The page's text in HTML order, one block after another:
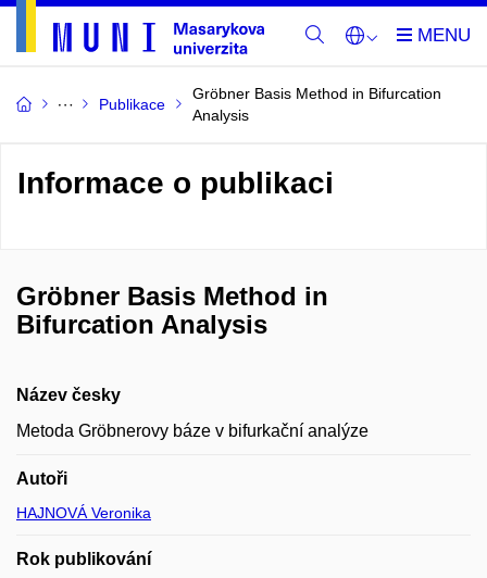
Publikace
Gröbner Basis Method in Bifurcation
Analysis
Informace o publikaci
Gröbner Basis Method in
Bifurcation Analysis
Název česky
Metoda Gröbnerovy báze v bifurkační analýze
Autoři
HAJNOVÁ Veronika
Rok publikování